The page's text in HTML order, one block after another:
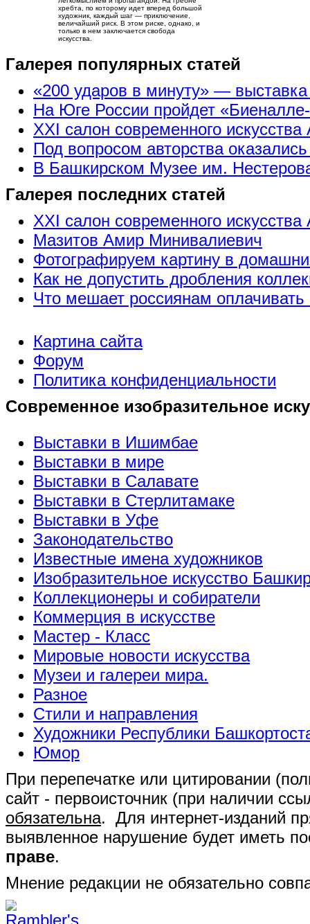
хребта, по которому идет вперед большой
художник, каждый шаг — приключение,
величайший риск. В этом риске, однако, и
только в нем заключается свобода
искусства.
Галерея популярных статей
«200 ударов в минуту» —
На Юге России пройдет
XXI салон современного искусства
Под вопросом авторства
В Башкирском Музее им.
Галерея последних статей
XXI салон современного искусства
Мазитов Амир Минивалиевич
Фотографируем картину в
Как не допустить дробления
Что мешает россиянам
Картина сайта
Форум
Политика конфиденциальности
Современное изобразительное
Выставки в Ишимбае
Выставки в мире
Выставки в Салавате
Выставки в Стерлитамаке
Выставки в Уфе
Законодательство
Известные имена художников
Изобразительное искусство
Коллекционеры и собиратели
Коммерция в искусстве
Мастер - Класс
Мировые новости искусства
Музеи и галереи мира.
Разное
Стили и направления
Художники Республики
Юмор
При перепечатке или цитировании
сайт - первоисточник (при наличии
обязательна. Для интернет-изданий
выявленное нарушение будет иметь
праве.
Мнение редакции не обязательно